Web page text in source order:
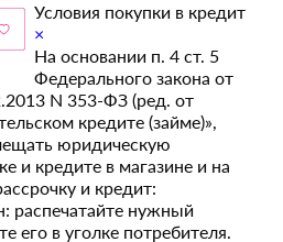
Условия покупки в кредит
×
На основании п. 4 ст. 5
Федерального закона от
N 353-ФЗ (ред. от
кредите (займе)»,
юридическую
и кредите в магазине и на
и кредит:
распечатайте нужный
его в уголке потребителя.